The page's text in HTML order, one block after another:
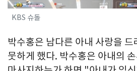
KBS 슈돌
박수홍은 남다른 아내 사랑을
뭇하게 했다. 박수홍은 아내의